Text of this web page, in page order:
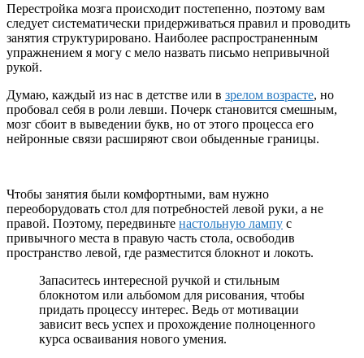
Перестройка мозга происходит постепенно, поэтому вам
следует систематически придерживаться правил и проводить
занятия структурировано. Наиболее распространенным
упражнением я могу с мело назвать письмо непривычной
рукой.
Думаю, каждый из нас в детстве или в зрелом возрасте, но
пробовал себя в роли левши. Почерк становится смешным,
мозг сбоит в выведении букв, но от этого процесса его
нейронные связи расширяют свои обыденные границы.
Чтобы занятия были комфортными, вам нужно
переоборудовать стол для потребностей левой руки, а не
правой. Поэтому, передвиньте настольную лампу с
привычного места в правую часть стола, освободив
пространство левой, где разместится блокнот и локоть.
Запаситесь интересной ручкой и стильным
блокнотом или альбомом для рисования, чтобы
придать процессу интерес. Ведь от мотивации
зависит весь успех и прохождение полноценного
курса осваивания нового умения.